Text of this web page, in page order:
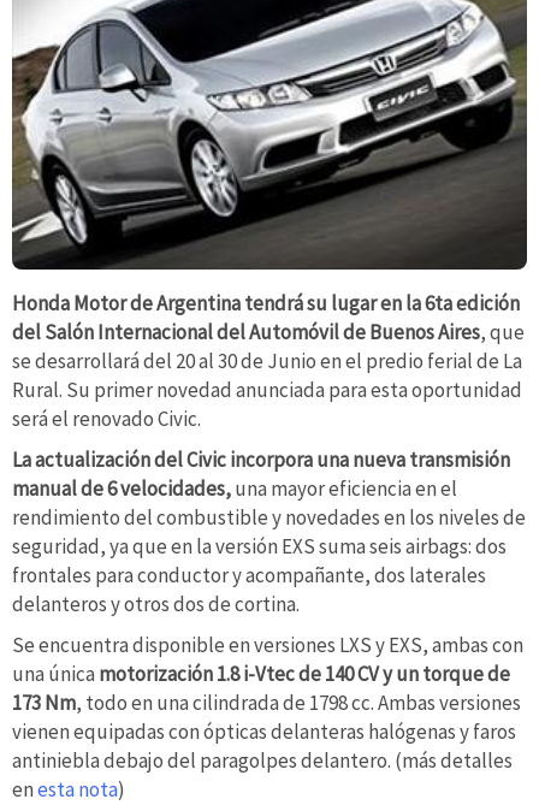
Honda Motor de Argentina tendrá su lugar en la 6ta edición
del Salón Internacional del Automóvil de Buenos Aires, que
se desarrollará del 20 al 30 de Junio en el predio ferial de La
Rural. Su primer novedad anunciada para esta oportunidad
será el renovado Civic.
La actualización del Civic incorpora una nueva transmisión
manual de 6 velocidades,una mayor eficiencia en el
rendimiento del combustible y novedades en los niveles de
seguridad, ya que en la versión EXS suma seis airbags: dos
frontales para conductor y acompañante, dos laterales
delanteros y otros dos de cortina.
Se encuentra disponible en versiones LXS y EXS, ambas con
una única motorización 1.8 i-Vtec de 140 CV y un torque de
173 Nm, todo en una cilindrada de 1798 cc. Ambas versiones
vienen equipadas con ópticas delanteras halógenas y faros
antiniebla debajo del paragolpes delantero. (más detalles
enesta nota)